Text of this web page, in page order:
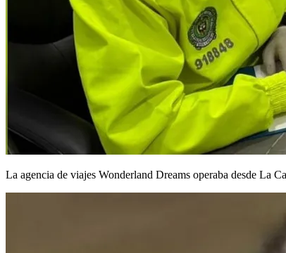
La agencia de viajes Wonderland Dreams operaba desde La